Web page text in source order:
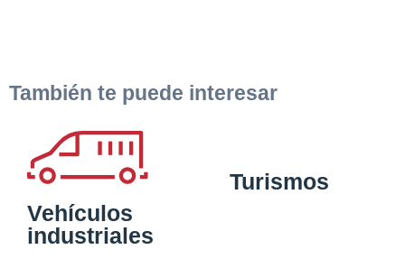
También te puede interesar
Vehículos
industriales
Turismos